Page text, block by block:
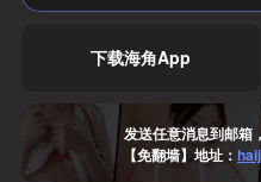
下载海角App
发送任意消息到邮箱
【免翻墙】地址：